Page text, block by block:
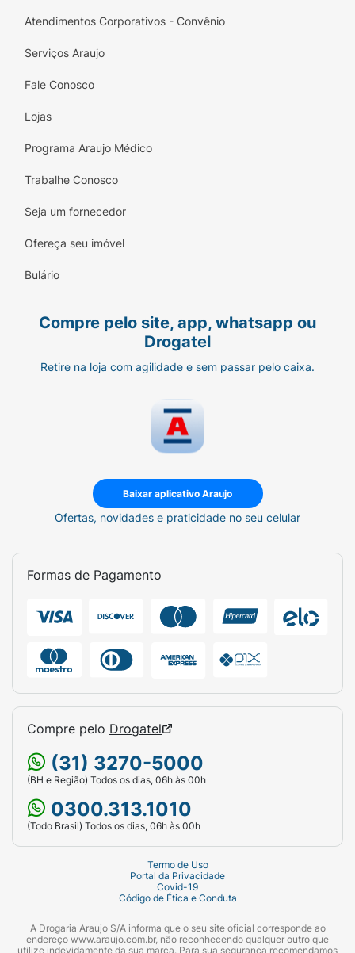
estica e se ajusta aos movimentos do seu
bebê
Atendimentos Corporativos - Convênio
Serviços Araujo
Fale Conosco
Lojas
Programa Araujo Médico
Trabalhe Conosco
Seja um fornecedor
Ofereça seu imóvel
Bulário
Compre pelo site, app, whatsapp ou
Drogatel
Retire na loja com agilidade e sem passar pelo caixa.
Baixar aplicativo Araujo
Ofertas, novidades e praticidade no seu celular
Formas de Pagamento
Compre pelo Drogatel
(31) 3270-5000
(BH e Região) Todos os dias, 06h às 00h
0300.313.1010
(Todo Brasil) Todos os dias, 06h às 00h
Termo de Uso
Portal da Privacidade
Covid-19
Código de Ética e Conduta
A Drogaria Araujo S/A informa que o seu site oficial corresponde ao
endereço www.araujo.com.br, não reconhecendo qualquer outro que
utilize indevidamente da sua marca. Para sua segurança recomendamos